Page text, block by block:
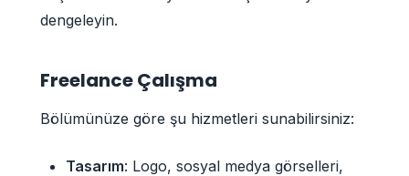
dengeleyin.
Freelance Çalışma
Bölümünüze göre şu hizmetleri sunabilirsiniz:
Tasarım: Logo, sosyal medya görselleri,